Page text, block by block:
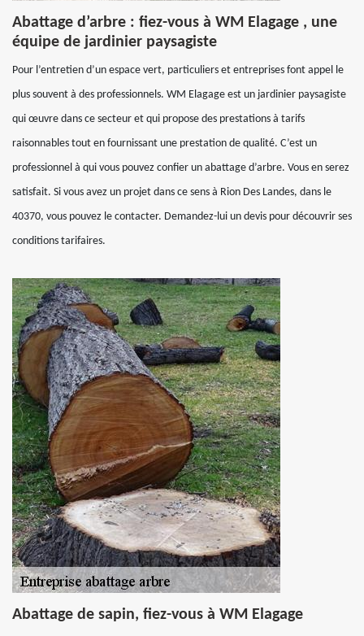
Abattage d’arbre : fiez-vous à WM Elagage , une
équipe de jardinier paysagiste
Pour l’entretien d’un espace vert, particuliers et entreprises font appel le
plus souvent à des professionnels. WM Elagage est un jardinier paysagiste
qui œuvre dans ce secteur et qui propose des prestations à tarifs
raisonnables tout en fournissant une prestation de qualité. C’est un
professionnel à qui vous pouvez confier un abattage d’arbre. Vous en serez
satisfait. Si vous avez un projet dans ce sens à Rion Des Landes, dans le
40370, vous pouvez le contacter. Demandez-lui un devis pour découvrir ses
conditions tarifaires.
Abattage de sapin, fiez-vous à WM Elagage